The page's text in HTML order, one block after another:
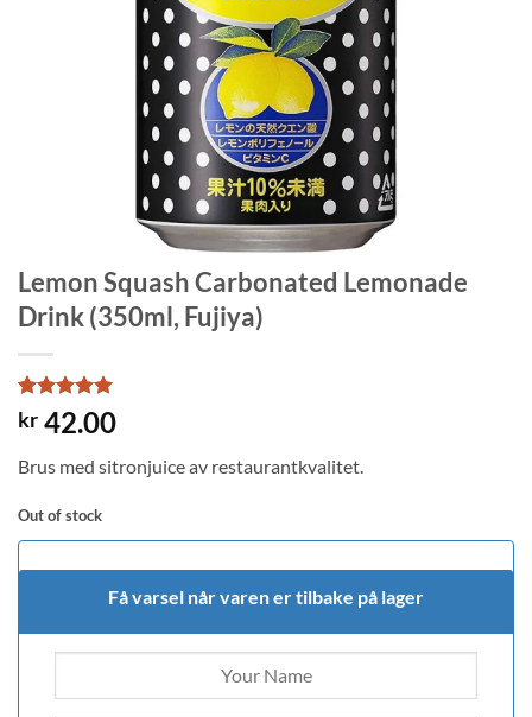
Lemon Squash Carbonated Lemonade
Drink (350ml, Fujiya)
Rated5
out of 5
1
customer
kr 42.00
Brus med sitronjuice av restaurantkvalitet.
Out of stock
Få varsel når varen er tilbake på lager